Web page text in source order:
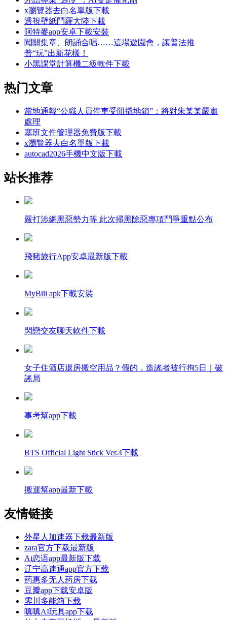
x瀏覽器去白名單版下載
透視壁紙鬥羅大陸下載
阿特麥app安卓下載安裝
闖關集章、朗誦合唱……這場遊園會，讓普法推
普“玩”出新花樣！
小黑課堂計算機二級軟件下載
热门文章
當地通報“公職人員停車受阻撬地鎖”：將對朱某某嚴肅
處理
塞班文件管理器免費版下載
x瀏覽器去白名單版下載
autocad2026手機中文版下載
站长推荐
嚴打涉網黑惡勢力等 此次掃黑除惡專項鬥爭重點公布
飛豬旅行App安卓最新版下載
MyBili apk下載安裝
閃戀交友聊天軟件下載
女子住酒店退房搬空用品？假的，造謠者被行拘5日｜破
謠局
事考幫app下載
BTS Official Light Stick Ver.4下載
搬運幫app最新下載
友情链接
外星人加速器下载最新版
zara官方下载最新版
Ai恋语app最新版下载
辽宁高速通app官方下载
药惠多无人药房下载
豆瓣app下载安卓版
霁川多能箱下载
嗔嗔AI玩具app下载